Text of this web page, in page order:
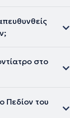
στο
Πεδίον του